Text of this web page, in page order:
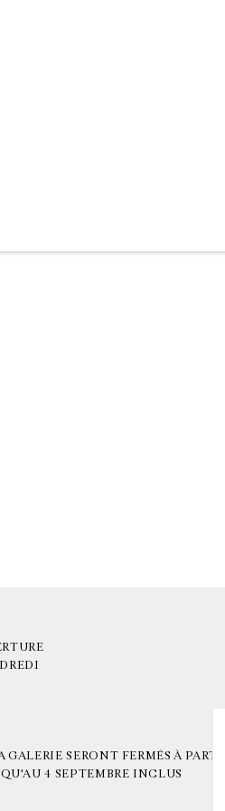
GALERIE SERONT FERMÉS À PARTIR
4 SEPTEMBRE INCLUS